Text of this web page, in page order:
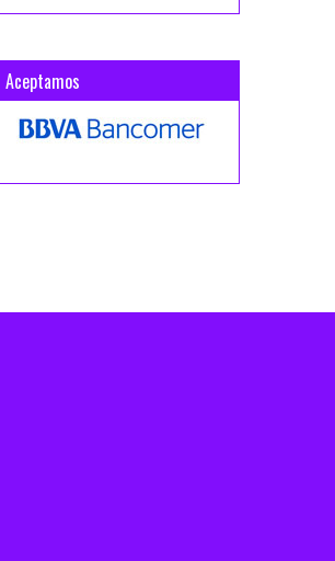
Aceptamos